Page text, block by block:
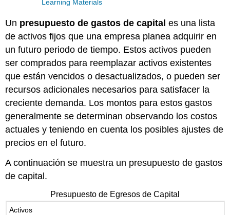
Learning Materials
Un presupuesto de gastos de capital es una lista
de activos fijos que una empresa planea adquirir en
un futuro periodo de tiempo. Estos activos pueden
ser comprados para reemplazar activos existentes
que están vencidos o desactualizados, o pueden ser
recursos adicionales necesarios para satisfacer la
creciente demanda. Los montos para estos gastos
generalmente se determinan observando los costos
actuales y teniendo en cuenta los posibles ajustes de
precios en el futuro.
A continuación se muestra un presupuesto de gastos
de capital.
Presupuesto de Egresos de Capital
Activos